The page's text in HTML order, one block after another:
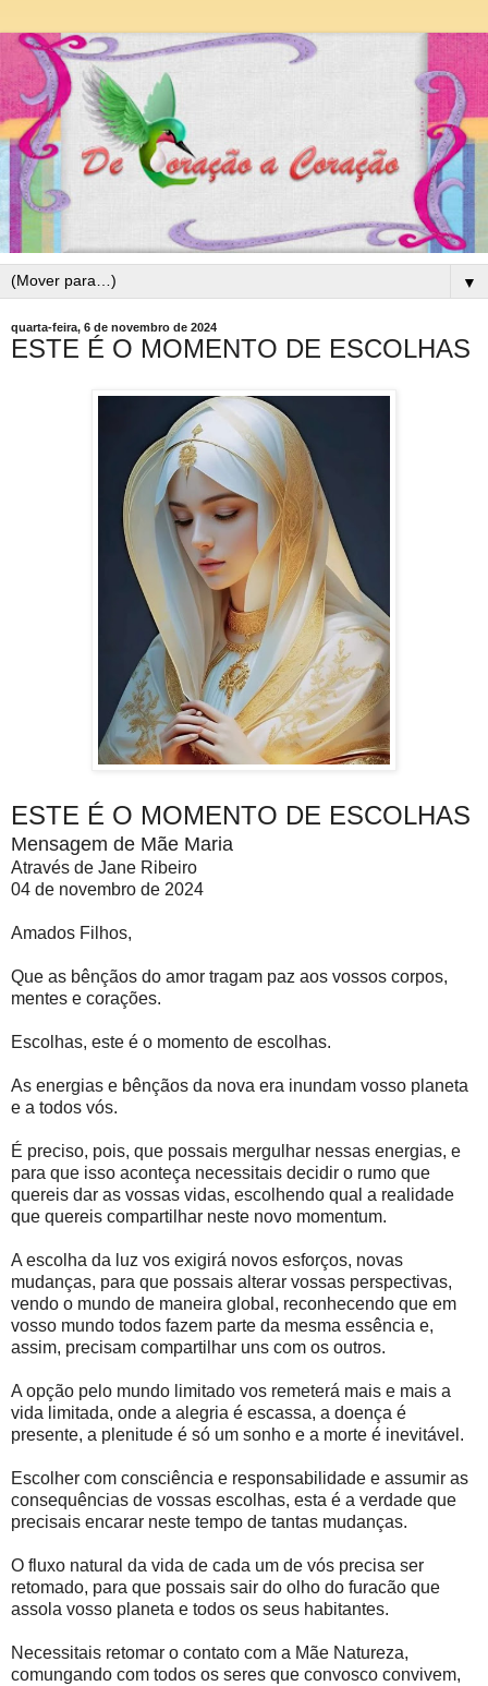
▼
quarta-feira, 6 de novembro de 2024
ESTE É O MOMENTO DE ESCOLHAS
ESTE É O MOMENTO DE ESCOLHAS
Mensagem de Mãe Maria
Através de Jane Ribeiro
04 de novembro de 2024
Amados Filhos,
Que as bênçãos do amor tragam paz aos vossos corpos,
mentes e corações.
Escolhas, este é o momento de escolhas.
As energias e bênçãos da nova era inundam vosso planeta
e a todos vós.
É preciso, pois, que possais mergulhar nessas energias, e
para que isso aconteça necessitais decidir o rumo que
quereis dar as vossas vidas, escolhendo qual a realidade
que quereis compartilhar neste novo momentum.
A escolha da luz vos exigirá novos esforços, novas
mudanças, para que possais alterar vossas perspectivas,
vendo o mundo de maneira global, reconhecendo que em
vosso mundo todos fazem parte da mesma essência e,
assim, precisam compartilhar uns com os outros.
A opção pelo mundo limitado vos remeterá mais e mais a
vida limitada, onde a alegria é escassa, a doença é
presente, a plenitude é só um sonho e a morte é inevitável.
Escolher com consciência e responsabilidade e assumir as
consequências de vossas escolhas, esta é a verdade que
precisais encarar neste tempo de tantas mudanças.
O fluxo natural da vida de cada um de vós precisa ser
retomado, para que possais sair do olho do furacão que
assola vosso planeta e todos os seus habitantes.
Necessitais retomar o contato com a Mãe Natureza,
comungando com todos os seres que convosco convivem,